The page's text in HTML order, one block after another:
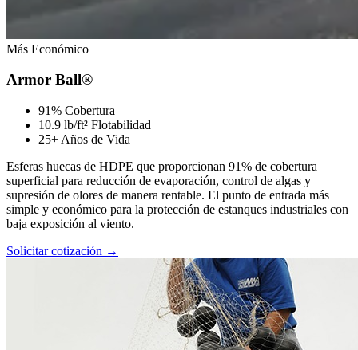
Más Económico
Armor Ball®
91% Cobertura
10.9 lb/ft² Flotabilidad
25+ Años de Vida
Esferas huecas de HDPE que proporcionan 91% de cobertura
superficial para reducción de evaporación, control de algas y
supresión de olores de manera rentable. El punto de entrada más
simple y económico para la protección de estanques industriales con
baja exposición al viento.
Solicitar cotización →